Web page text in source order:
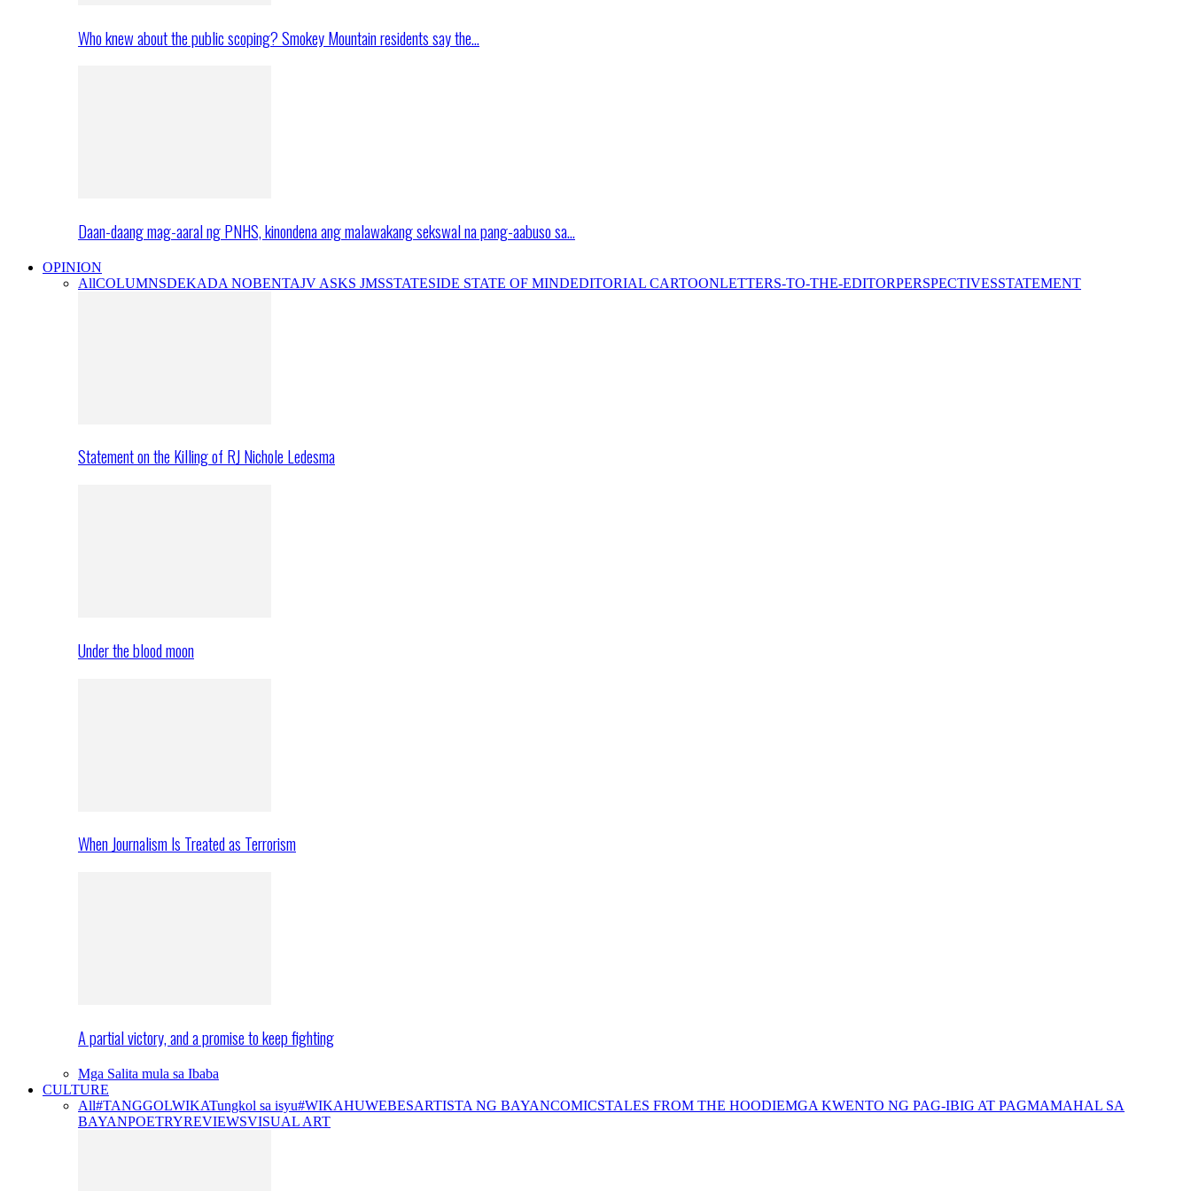
Who knew about the public scoping? Smokey Mountain residents say the…
Daan-daang mag-aaral ng PNHS, kinondena ang malawakang sekswal na pang-aabuso sa…
OPINION
AllCOLUMNSDEKADA NOBENTAJV ASKS JMSSTATESIDE STATE OF MINDEDITORIAL CARTOONLETTERS-TO-THE-EDITORPERSPECTIVESSTATEMENT
Statement on the Killing of RJ Nichole Ledesma
Under the blood moon
When Journalism Is Treated as Terrorism
A partial victory, and a promise to keep fighting
Mga Salita mula sa Ibaba
CULTURE
All#TANGGOLWIKATungkol sa isyu#WIKAHUWEBESARTISTA NG BAYANCOMICSTALES FROM THE HOODIEMGA KWENTO NG PAG-IBIG AT PAGMAMAHAL SA
BAYANPOETRYREVIEWSVISUAL ART